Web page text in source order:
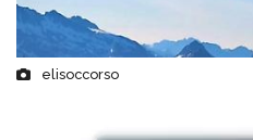
elisoccorso